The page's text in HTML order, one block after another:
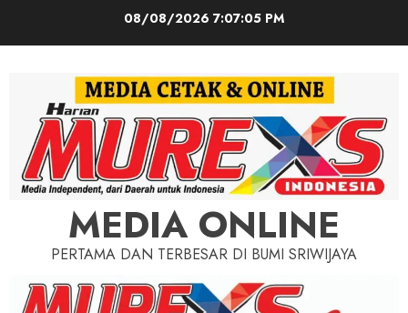
08/08/20267:07:07 PM
MEDIA ONLINE
PERTAMA DAN TERBESAR DI BUMI SRIWIJAYA